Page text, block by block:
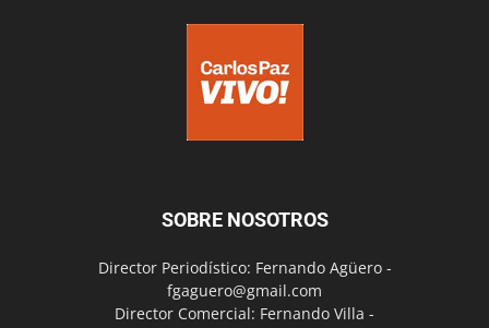
SOBRE NOSOTROS
Director Periodístico: Fernando Agüero -
fgaguero@gmail.com
Director Comercial: Fernando Villa -